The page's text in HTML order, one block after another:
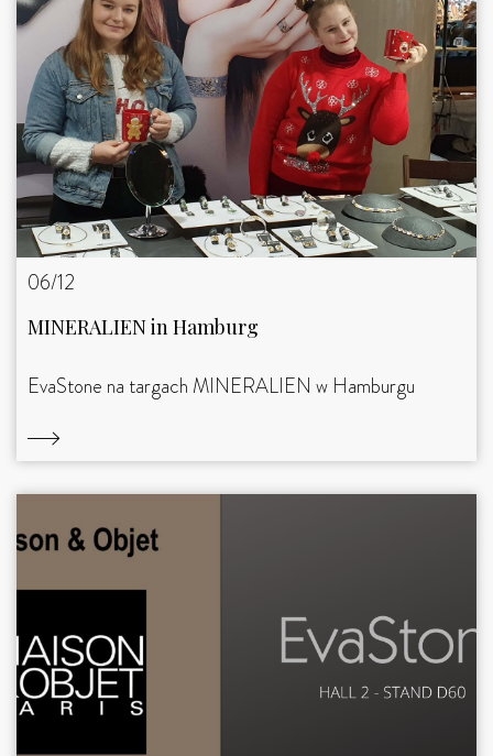
06/12
MINERALIEN in Hamburg
EvaStone na targach MINERALIEN w Hamburgu